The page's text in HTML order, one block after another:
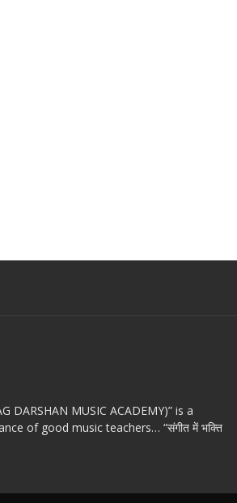
DARSHAN MUSIC ACADEMY)” is a
of good music teachers… “संगीत में भक्ति